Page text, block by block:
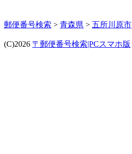
郵便番号検索 > 青森県 > 五所川原市
(C)2026 〒郵便番号検索|PCスマホ版